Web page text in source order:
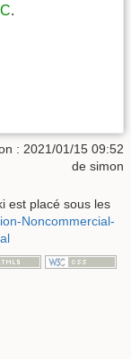
.
: 2021/01/15 09:52
de simon
est placé sous les
Noncommercial-